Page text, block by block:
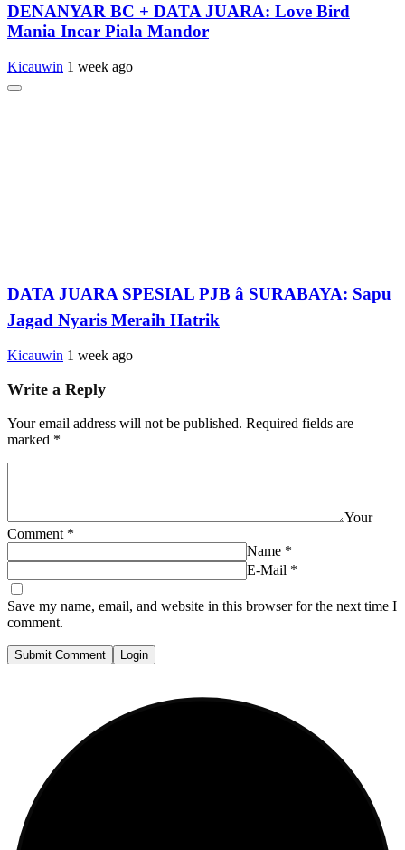
DENANYAR BC + DATA JUARA: Love Bird
Mania Incar Piala Mandor
Kicauwin 1 week ago
DATA JUARA SPESIAL PJB â SURABAYA: Sapu
Jagad Nyaris Meraih Hatrik
Kicauwin 1 week ago
Write a Reply
Your email address will not be published. Required fields are
marked *
Your
Comment *
Name *
E-Mail *
Save my name, email, and website in this browser for the next time I
comment.
Submit Comment Login